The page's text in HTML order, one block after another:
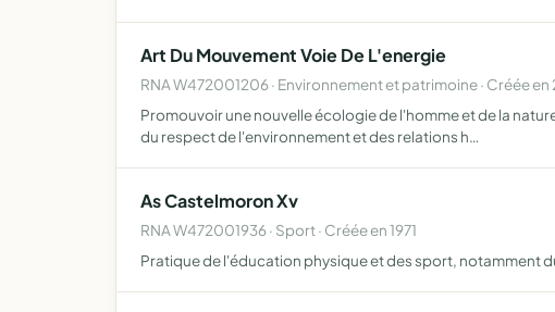
Art Du Mouvement Voie De L'energie
RNA W472001206 · Environnement et patrimoine · Créée en
Promouvoir une nouvelle écologie de l'homme et de la
du respect de l'environnement et des relations h…
As Castelmoron Xv
RNA W472001936 · Sport · Créée en 1971
Pratique de l'éducation physique et des sport, notamment